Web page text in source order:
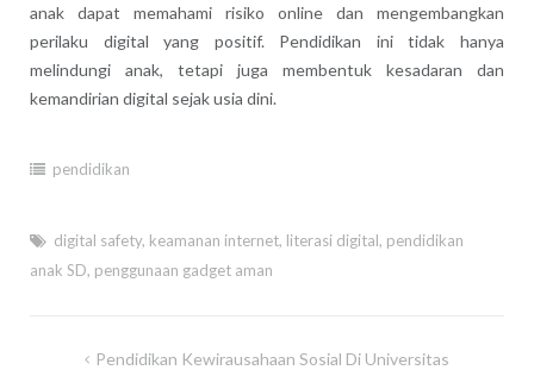
anak dapat memahami risiko online dan mengembangkan
perilaku digital yang positif. Pendidikan ini tidak hanya
melindungi anak, tetapi juga membentuk kesadaran dan
kemandirian digital sejak usia dini.
pendidikan
digital safety, keamanan internet, literasi digital, pendidikan
anak SD, penggunaan gadget aman
Pendidikan Kewirausahaan Sosial Di Universitas